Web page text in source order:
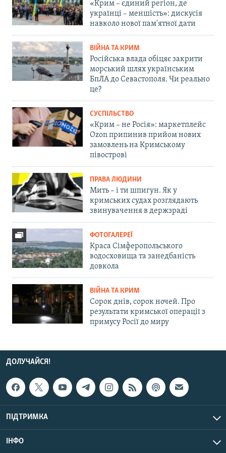
«Крим – єдиний регіон, де
українці – меншість»: дискусія
навколо нової пам'ятної дати
ВІЙНА ТА КРИМ
Російська влада обіцяє закрити
морський шлях українським
БпЛА до Севастополя. Чи реально
це?
СУСПІЛЬСТВО
«Крим – не Росія»: маркетплейс
Ozon припинив прийом нових
замовлень на Кримському
півострові
ПРАВА ЛЮДИНИ
Мить – і ти шпигун. Як у
кримських судах розглядають
звинувачення в держзраді
ФОТОГАЛЕРЕЇ
Краса Сімферопольського
водосховища та занедбаність
довкола
ВІЙНА ТА КРИМ
Сорок днів, сорок ночей. Про
результати кримської операції з
примусу Росії до миру
ДОЛУЧАЙСЯ!
ПІДТРИМКА
ІНФО